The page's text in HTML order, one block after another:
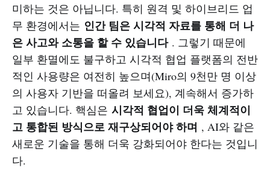
미하는 것은 아닙니다. 특히 원격 및 하이브리드 업
무 환경에서는 인간 팀은 시각적 자료를 통해 더 나
은 사고와 소통을 할 수 있습니다. 그렇기 때문에
일부 환멸에도 불구하고 시각적 협업 플랫폼의 전반
적인 사용량은 여전히 높으며(Miro의 9천만 명 이상
의 사용자 기반을 떠올려 보세요), 계속해서 증가하
고 있습니다. 핵심은 시각적 협업이 더욱 체계적이
고 통합된 방식으로 재구상되어야 하며 , AI와 같은
새로운 기술을 통해 더욱 강화되어야 한다는 것입니
다.